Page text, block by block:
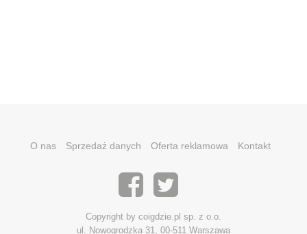
O nas Sprzedaż danych Oferta reklamowa Kontakt
Copyright by coigdzie.pl sp. z o.o.
ul. Nowogrodzka 31, 00-511 Warszawa